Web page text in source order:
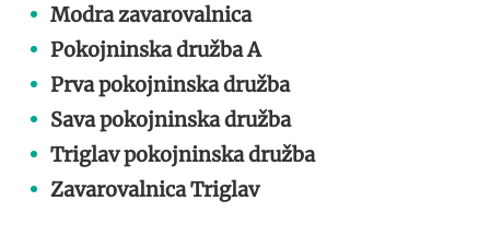
Modra zavarovalnica
Pokojninska družba A
Prva pokojninska družba
Sava pokojninska družba
Triglav pokojninska družba
Zavarovalnica Triglav